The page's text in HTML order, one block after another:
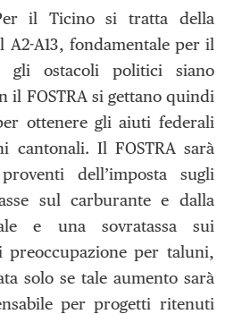
il Ticino si tratta della
A2-A13, fondamentale per il
gli ostacoli politici siano
il FOSTRA si gettano quindi
ottenere gli aiuti federali
cantonali. Il FOSTRA sarà
dell’imposta sugli
sul carburante e dalla
e una sovratassa sui
per taluni,
solo se tale aumento sarà
per progetti ritenuti